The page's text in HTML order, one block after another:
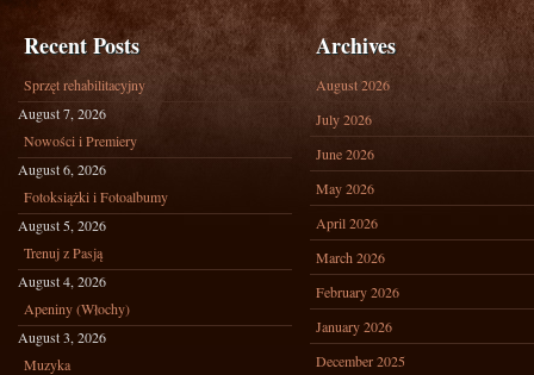
Recent Posts
Sprzęt rehabilitacyjny
August 7, 2026
Nowości i Premiery
August 6, 2026
Fotoksiążki i Fotoalbumy
August 5, 2026
Trenuj z Pasją
August 4, 2026
Apeniny (Włochy)
August 3, 2026
Muzyka
Archives
August 2026
July 2026
June 2026
May 2026
April 2026
March 2026
February 2026
January 2026
December 2025